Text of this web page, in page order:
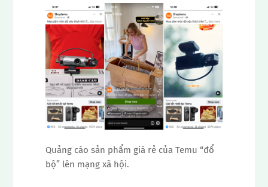
Quảng cáo sản phẩm giá rẻ của Temu “đổ
bộ” lên mạng xã hội.